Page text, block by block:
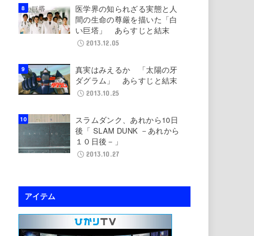
医学界の知られざる実態と人
間の生命の尊厳を描いた「白
い巨塔」 あらすじと結末
2013.12.05
真実はみえるか 「太陽の牙
ダグラム」 あらすじと結末
2013.10.25
スラムダンク、あれから10日
後「 SLAM DUNK －あれから
１０日後－」
2013.10.27
アイテム